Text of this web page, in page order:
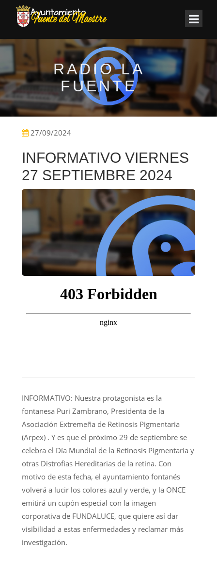
RADIO LA
FUENTE
27/09/2024
INFORMATIVO VIERNES
27 SEPTIEMBRE 2024
INFORMATIVO: Nuestra protagonista es la
fontanesa Puri Zambrano, Presidenta de la
Asociación Extremeña de Retinosis Pigmentaria
(Arpex) . Y es que el próximo 29 de septiembre se
celebra el Día Mundial de la Retinosis Pigmentaria y
otras Distrofias Hereditarias de la retina. Con
motivo de esta fecha, el ayuntamiento fontanés
volverá a lucir los colores azul y verde, y la ONCE
emitirá un cupón especial con la imagen
corporativa de FUNDALUCE, que quiere así dar
visibilidad a estas enfermedades y reclamar más
investigación.